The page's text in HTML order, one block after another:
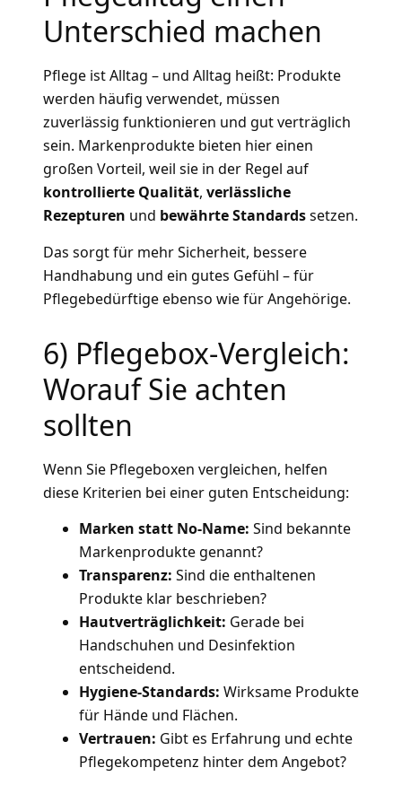
Unterschied machen
Pflege ist Alltag – und Alltag heißt: Produkte
werden häufig verwendet, müssen
zuverlässig funktionieren und gut verträglich
sein. Markenprodukte bieten hier einen
großen Vorteil, weil sie in der Regel auf
kontrollierte Qualität, verlässliche
Rezepturen und bewährte Standardssetzen.
Das sorgt für mehr Sicherheit, bessere
Handhabung und ein gutes Gefühl – für
Pflegebedürftige ebenso wie für Angehörige.
6) Pflegebox-Vergleich:
Worauf Sie achten
sollten
Wenn Sie Pflegeboxen vergleichen, helfen
diese Kriterien bei einer guten Entscheidung:
Marken statt No-Name: Sind bekannte
Markenprodukte genannt?
Transparenz: Sind die enthaltenen
Produkte klar beschrieben?
Hautverträglichkeit: Gerade bei
Handschuhen und Desinfektion
entscheidend.
Hygiene-Standards: Wirksame Produkte
für Hände und Flächen.
Vertrauen: Gibt es Erfahrung und echte
Pflegekompetenz hinter dem Angebot?